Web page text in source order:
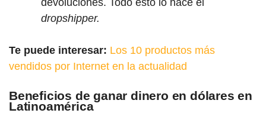
devoluciones. Todo esto lo hace el
dropshipper.
Te puede interesar: Los 10 productos más
vendidos por Internet en la actualidad
Beneficios de ganar dinero en dólares en
Latinoamérica